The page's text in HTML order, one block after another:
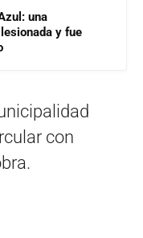
una
y fue
con